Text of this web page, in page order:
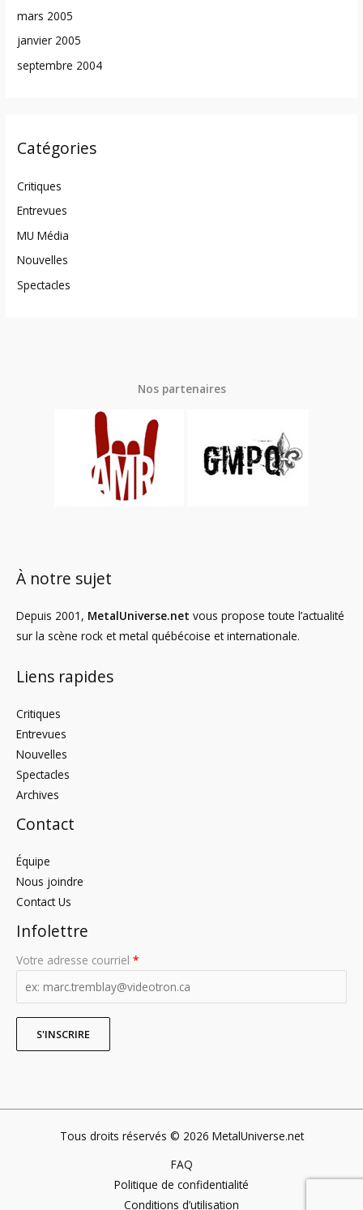
mars 2005
janvier 2005
septembre 2004
Catégories
Critiques
Entrevues
MU Média
Nouvelles
Spectacles
Nos partenaires
À notre sujet
Depuis 2001, MetalUniverse.net vous propose toute l’actualité
sur la scène rock et metal québécoise et internationale.
Liens rapides
Critiques
Entrevues
Nouvelles
Spectacles
Archives
Contact
Équipe
Nous joindre
Contact Us
Infolettre
Votre adresse courriel *
Tous droits réservés © 2026 MetalUniverse.net
FAQ
Politique de confidentialité
Conditions d’utilisation